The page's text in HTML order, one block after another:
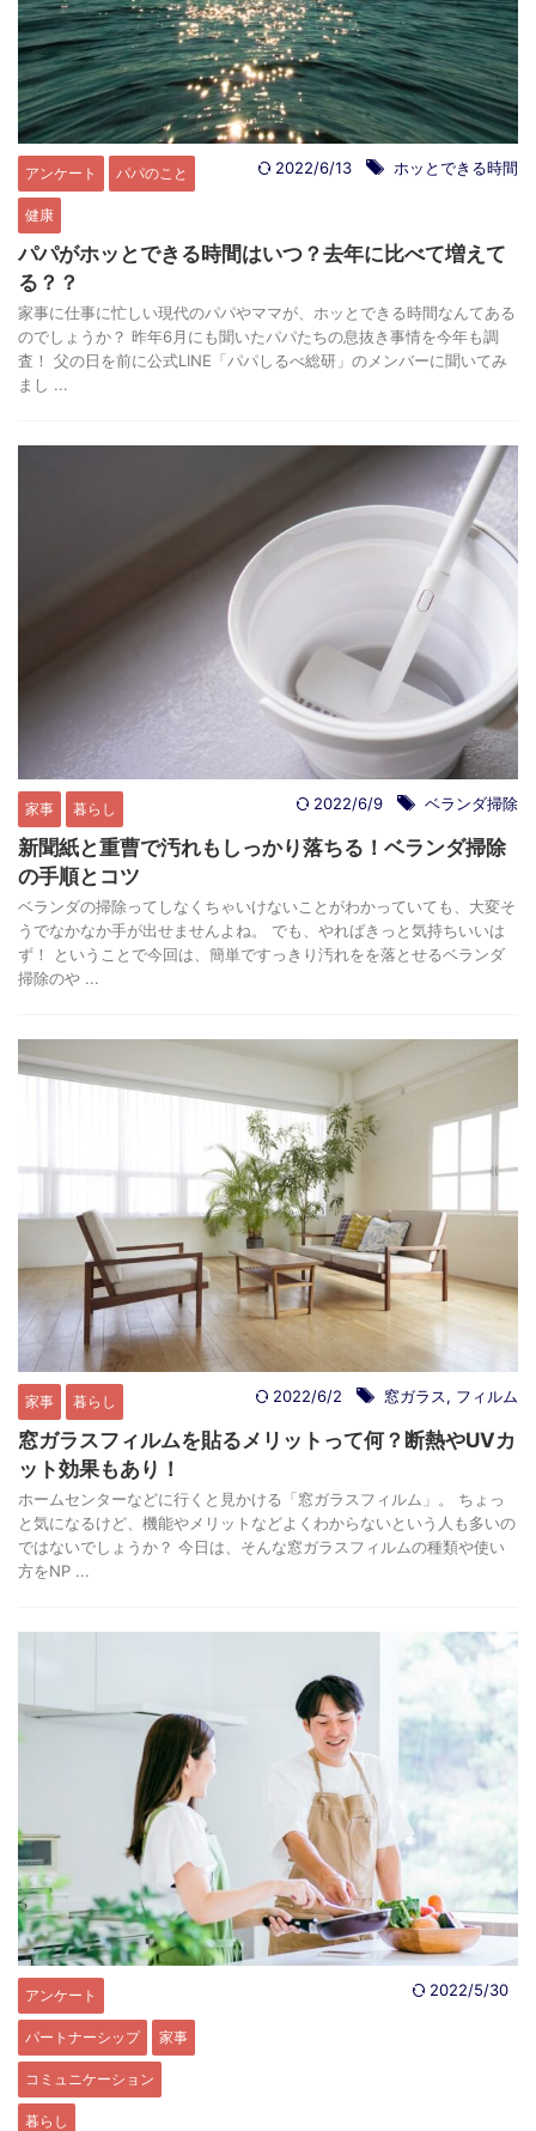
アンケート パパのこと
健康
2022/6/13 ホッとできる時間
パパがホッとできる時間はいつ？去年に比べて増えて
る？？
家事に仕事に忙しい現代のパパやママが、ホッとできる時間なんてある
のでしょうか？ 昨年6月にも聞いたパパたちの息抜き事情を今年も調
査！ 父の日を前に公式LINE「パパしるべ総研」のメンバーに聞いてみ
まし ...
家事 暮らし 2022/6/9 ベランダ掃除
新聞紙と重曹で汚れもしっかり落ちる！ベランダ掃除
の手順とコツ
ベランダの掃除ってしなくちゃいけないことがわかっていても、大変そ
うでなかなか手が出せませんよね。 でも、やればきっと気持ちいいは
ず！ ということで今回は、簡単ですっきり汚れをを落とせるベランダ
掃除のや ...
家事 暮らし 2022/6/2 窓ガラス, フィルム
窓ガラスフィルムを貼るメリットって何？断熱やUVカ
ット効果もあり！
ホームセンターなどに行くと見かける「窓ガラスフィルム」。 ちょっ
と気になるけど、機能やメリットなどよくわからないという人も多いの
ではないでしょうか？ 今日は、そんな窓ガラスフィルムの種類や使い
方をNP ...
アンケート
パートナーシップ 家事
コミュニケーション
暮らし
2022/5/30